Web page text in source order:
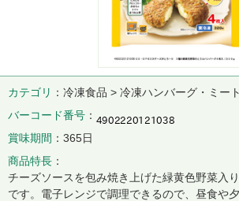
カテゴリ
冷凍食品 > 冷凍ハンバーグ・ミー
バーコード番号
賞味期間
365日
商品特長
チーズソースを包み焼き上げた緑黄色野菜入
です。電子レンジで調理できるので、昼食や